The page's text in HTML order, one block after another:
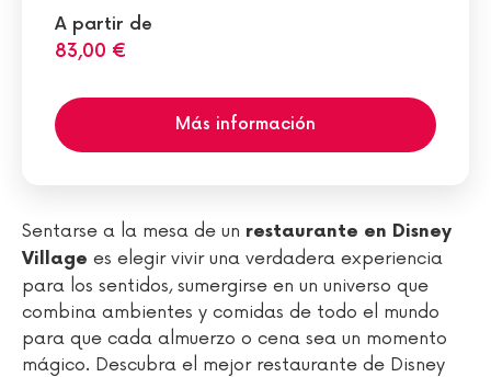
A partir de
83,00 €
Más información
Sentarse a la mesa de un restaurante en Disney
Village es elegir vivir una verdadera experiencia
para los sentidos, sumergirse en un universo que
combina ambientes y comidas de todo el mundo
para que cada almuerzo o cena sea un momento
mágico. Descubra el mejor restaurante de Disney